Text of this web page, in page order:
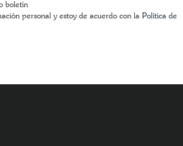
boletín
personal y estoy de acuerdo con la Política de